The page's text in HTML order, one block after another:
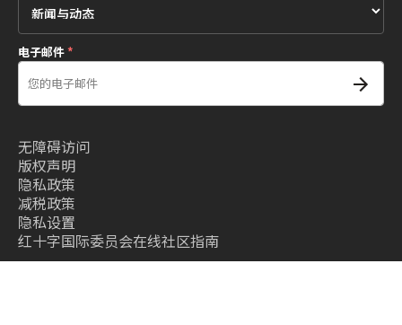
电子邮件*
无障碍访问
版权声明
隐私政策
减税政策
隐私设置
红十字国际委员会在线社区指南